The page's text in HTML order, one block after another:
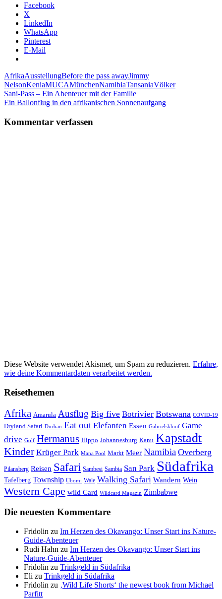
Facebook
X
LinkedIn
WhatsApp
Pinterest
E-Mail
AfrikaAusstellungBefore the pass awayJimmy
NelsonKeniaMUCAMünchenNamibiaTansaniaVölker
Beitragsnavigation
Vorheriger
Beitrag:
Sani-Pass – Ein Abenteuer mit der Familie
Nächster
Ein Ballonflug in den afrikanischen Sonnenaufgang
Kommentar verfassen
Diese Website verwendet Akismet, um Spam zu reduzieren. Erfahre,
wie deine Kommentardaten verarbeitet werden.
Reisethemen
Afrika Amarula Ausflug Big five Botrivier Botswana COVID-19
Dryland Safari Durban Eat out Elefanten Essen Gabrielskloof Game
drive Golf Hermanus Hippo Johannesburg Kanu Kapstadt
Kinder Krüger Park Mana Pool Markt Meer Namibia Overberg
Pilansberg Reisen Safari Sambesi Sambia San Park Südafrika
Tafelberg Township Ubomi Wale Walking Safari Wandern Wein
Western Cape wild Card Wildcard Magazin Zimbabwe
Die neuesten Kommentare
Fridolin zu Im Herzen des Okavango: Unser Start ins Nature-
Guide-Abenteuer
Rudi Hahn zu Im Herzen des Okavango: Unser Start ins
Nature-Guide-Abenteuer
Fridolin zu Trinkgeld in Südafrika
Eli zu Trinkgeld in Südafrika
Fridolin zu ‚Wild Life Shorts‘ the newest book from Michael
Parfitt